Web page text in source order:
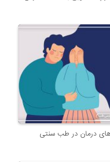
های درمان در طب سنتی